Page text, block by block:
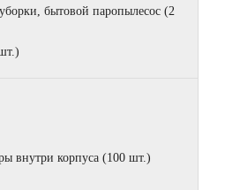
бытовой паропылесос (2
внутри корпуса (100 шт.)